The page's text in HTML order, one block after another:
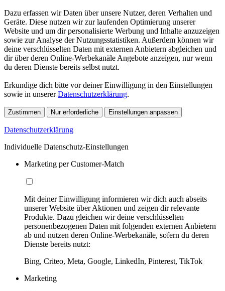
Dazu erfassen wir Daten über unsere Nutzer, deren Verhalten und
Geräte. Diese nutzen wir zur laufenden Optimierung unserer
Website und um dir personalisierte Werbung und Inhalte anzuzeigen
sowie zur Analyse der Nutzungsstatistiken. Außerdem können wir
deine verschlüsselten Daten mit externen Anbietern abgleichen und
dir über deren Online-Werbekanäle Angebote anzeigen, nur wenn
du deren Dienste bereits selbst nutzt.
Erkundige dich bitte vor deiner Einwilligung in den Einstellungen
sowie in unsererDatenschutzerklärung.
Zustimmen Nur erforderliche Einstellungen anpassen
Datenschutzerklärung
Individuelle Datenschutz-Einstellungen
Marketing per Customer-Match
Mit deiner Einwilligung informieren wir dich auch abseits
unserer Website über Aktionen und zeigen dir relevante
Produkte. Dazu gleichen wir deine verschlüsselten
personenbezogenen Daten mit folgenden externen Anbietern
ab und nutzen deren Online-Werbekanäle, sofern du deren
Dienste bereits nutzt:
Bing, Criteo, Meta, Google, LinkedIn, Pinterest, TikTok
Marketing